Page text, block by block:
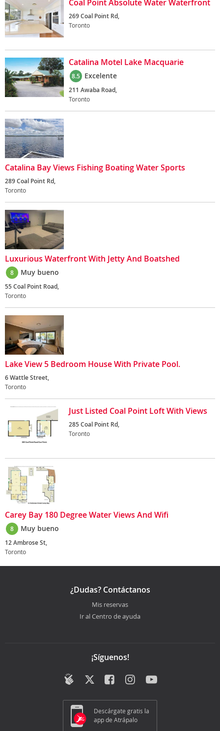
Coal Point Absolute Water Waterfront
269 Coal Point Rd,
Toronto
Catalina Motel Lake Macquarie
8.5 Excelente
211 Awaba Road,
Toronto
Catalina Bay Views Fishing Boating Water Sports
289 Coal Point Rd,
Toronto
Luxurious Waterfront With Jetty And Boatshed
8 Muy bueno
55 Coal Point Road,
Toronto
Lake View 5 Bedroom House With Private Pool.
6 Wattle Street,
Toronto
Just Listed Coal Point Loft With Views
285 Coal Point Rd,
Toronto
Carey Bay 180 Degree Water Views And Wifi
8 Muy bueno
12 Ambrose St,
Toronto
¿Dudas? Contáctanos
Mis reservas
Ir al Centro de ayuda
¡Síguenos!
Descárgate gratis la
app de Atrápalo